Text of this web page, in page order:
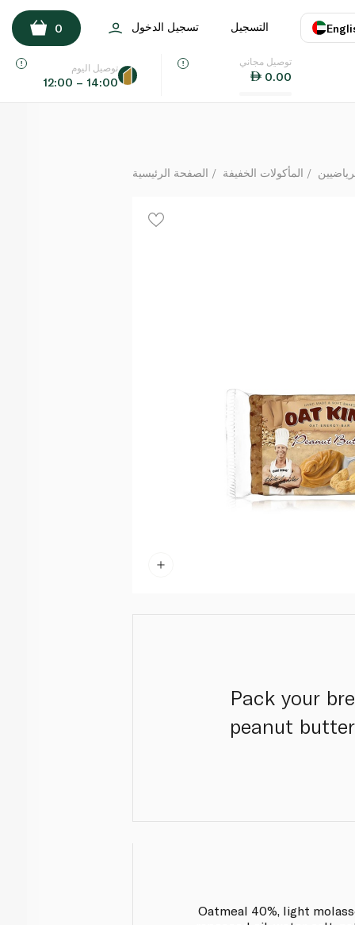
اللغة
التسجيل تسجيل الدخول 0
توصيل مجاني
0.00
توصيل اليوم
12:00 – 14:00
الصفحة الرئيسية المأكولات الخفيفة
Pack your
peanut
Oatmeal 40%, light